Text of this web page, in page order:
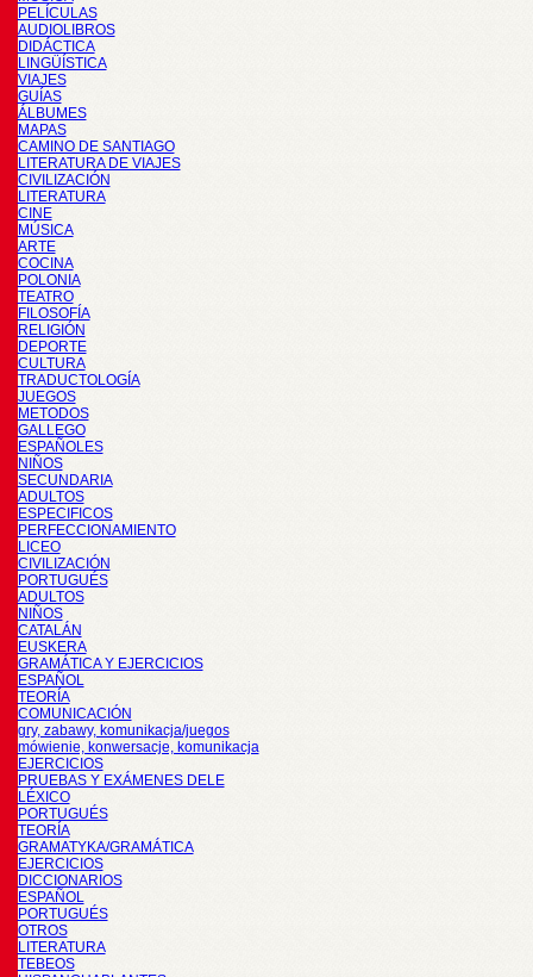
PELÍCULAS
AUDIOLIBROS
DIDÁCTICA
LINGÜÍSTICA
VIAJES
GUÍAS
ÁLBUMES
MAPAS
CAMINO DE SANTIAGO
LITERATURA DE VIAJES
CIVILIZACIÓN
LITERATURA
CINE
MÚSICA
ARTE
COCINA
POLONIA
TEATRO
FILOSOFÍA
RELIGIÓN
DEPORTE
CULTURA
TRADUCTOLOGÍA
JUEGOS
METODOS
GALLEGO
ESPAÑOLES
NIÑOS
SECUNDARIA
ADULTOS
ESPECIFICOS
PERFECCIONAMIENTO
LICEO
CIVILIZACIÓN
PORTUGUÉS
ADULTOS
NIÑOS
CATALÁN
EUSKERA
GRAMÁTICA Y EJERCICIOS
ESPAÑOL
TEORÍA
COMUNICACIÓN
gry, zabawy, komunikacja/juegos
mówienie, konwersacje, komunikacja
EJERCICIOS
PRUEBAS Y EXÁMENES DELE
LÉXICO
PORTUGUÉS
TEORÍA
GRAMATYKA/GRAMÁTICA
EJERCICIOS
DICCIONARIOS
ESPAÑOL
PORTUGUÉS
OTROS
LITERATURA
TEBEOS